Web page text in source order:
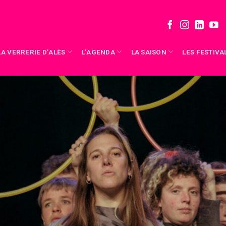
VERRERIE D’ALÈS L’AGENDA LA SAISON LES